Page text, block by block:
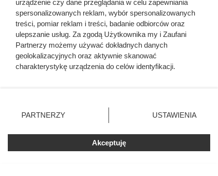
Odpowiednia temperatura w poszczególnych pomieszczeniach
zapewnia oszczędności pelletu, fot. studio v-zwoelf
urządzenie czy dane przeglądania w celu zapewniania
spersonalizowanych reklam, wybór spersonalizowanych
treści, pomiar reklam i treści, badanie odbiorców oraz
ulepszanie usług. Za zgodą Użytkownika my i Zaufani
Partnerzy możemy używać dokładnych danych
geolokalizacyjnych oraz aktywnie skanować
charakterystykę urządzenia do celów identyfikacji.
zmienić/wycofać klikając przycisk ustawień prywatności
znajdujący się w lewym dolnym rogu strony. Niektóre
użytkownika, ale masz prawo sprzeciwić się takiemu
przetwarzaniu. Preferencje będą miały zastosowania tylko
PARTNERZY USTAWIENIA
Akceptuję